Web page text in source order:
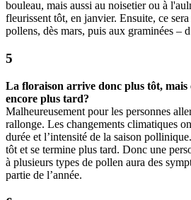
bouleau, mais aussi au noisetier ou à
fleurissent tôt, en janvier. Ensuite, ce
pollens, dès mars, puis aux graminées –
La floraison arrive donc plus tôt, mais
encore plus tard?
Malheureusement pour les personnes
rallonge. Les changements climatiques
durée et l’intensité de la saison
tôt et se termine plus tard. Donc une
à plusieurs types de pollen aura des
partie de l’année.